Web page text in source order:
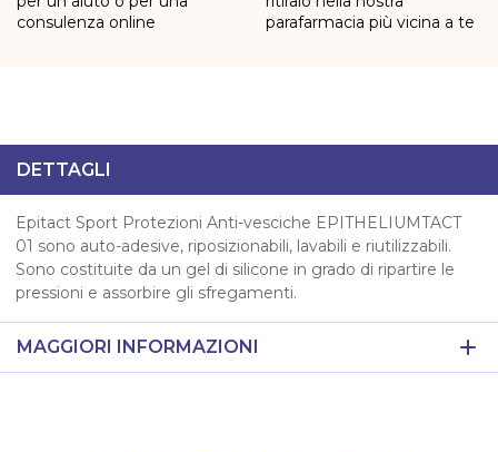
consulenza online
parafarmacia più vicina a te
DETTAGLI
Epitact Sport Protezioni Anti-vesciche EPITHELIUMTACT
01 sono auto-adesive, riposizionabili, lavabili e riutilizzabili.
Sono costituite da un gel di silicone in grado di ripartire le
pressioni e assorbire gli sfregamenti.
MAGGIORI INFORMAZIONI